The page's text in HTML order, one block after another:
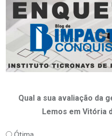
Qual a sua avaliação da
Lemos em Vitória